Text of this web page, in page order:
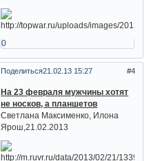
0
Поделиться 4
21.02.13 15:27
На 23 февраля мужчины хотят
не носков, а планшетов
Светлана Максименко, Илона
Ярош,21.02.2013